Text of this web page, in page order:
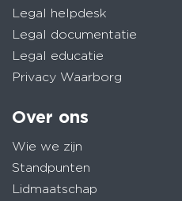
Legal helpdesk
Legal documentatie
Legal educatie
Privacy Waarborg
Over ons
Wie we zijn
Standpunten
Lidmaatschap